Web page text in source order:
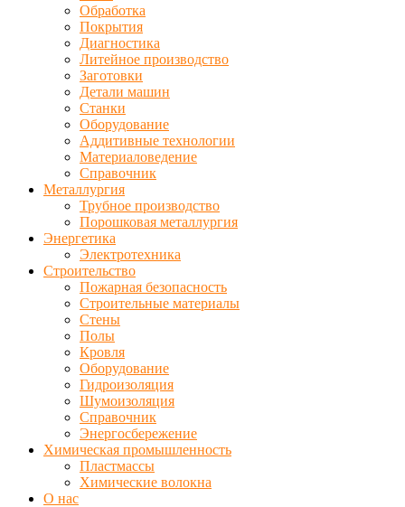
Обработка
Покрытия
Диагностика
Литейное производство
Заготовки
Детали машин
Станки
Оборудование
Аддитивные технологии
Материаловедение
Справочник
Металлургия
Трубное производство
Порошковая металлургия
Энергетика
Электротехника
Строительство
Пожарная безопасность
Строительные материалы
Стены
Полы
Кровля
Оборудование
Гидроизоляция
Шумоизоляция
Справочник
Энергосбережение
Химическая промышленность
Пластмассы
Химические волокна
О нас